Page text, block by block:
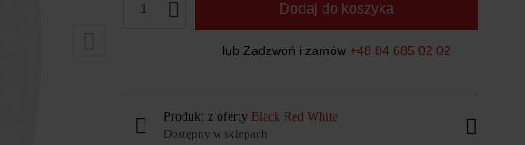
1 Dodaj do koszyka
lub Zadzwoń i zamów +48 84 685 02 02
Produkt z oferty Black Red White
Dostępny w sklepach